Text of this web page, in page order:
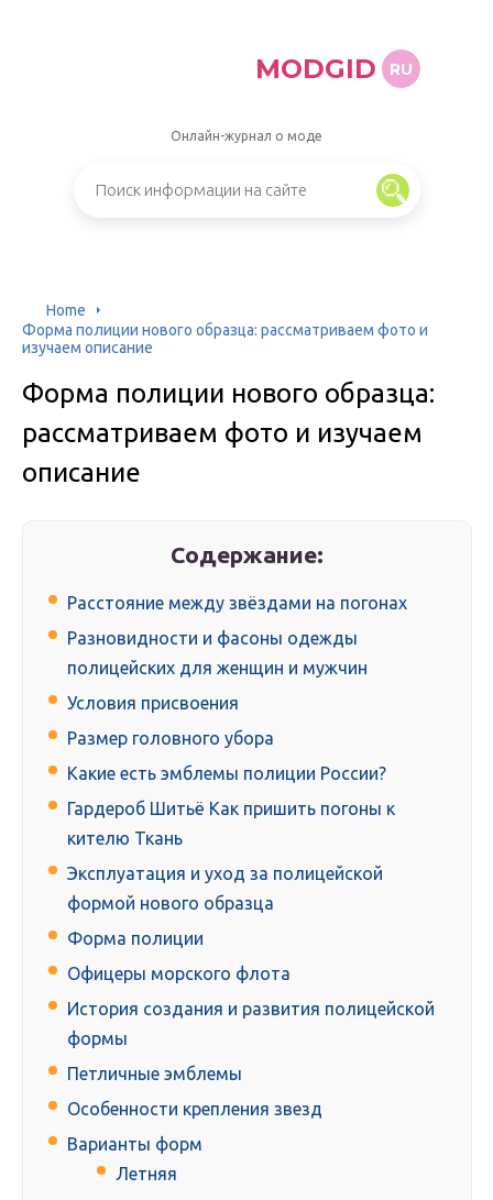
MODGID RU
Онлайн-журнал о моде
Home
Форма полиции нового образца: рассматриваем фото и
изучаем описание
Форма полиции нового образца:
рассматриваем фото и изучаем
описание
Содержание:
Расстояние между звёздами на погонах
Разновидности и фасоны одежды
полицейских для женщин и мужчин
Условия присвоения
Размер головного убора
Какие есть эмблемы полиции России?
Гардероб Шитьё Как пришить погоны к
кителю Ткань
Эксплуатация и уход за полицейской
формой нового образца
Форма полиции
Офицеры морского флота
История создания и развития полицейской
формы
Петличные эмблемы
Особенности крепления звезд
Варианты форм
Летняя